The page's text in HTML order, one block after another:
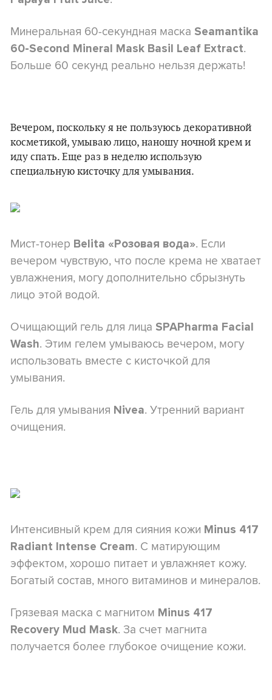
Минеральная 60-секундная маска Seamantika
60-Second Mineral Mask Basil Leaf Extract.
Больше 60 секунд реально нельзя держать!
Вечером, поскольку я не пользуюсь декоративной
косметикой, умываю лицо, наношу ночной крем и
иду спать. Еще раз в неделю использую
специальную кисточку для умывания.
Мист-тонер Belita «Розовая вода». Если
вечером чувствую, что после крема не хватает
увлажнения, могу дополнительно сбрызнуть
лицо этой водой.
Очищающий гель для лица SPAPharma Facial
Wash. Этим гелем умываюсь вечером, могу
использовать вместе с кисточкой для
умывания.
Гель для умывания Nivea. Утренний вариант
очищения.
Интенсивный крем для сияния кожи Minus 417
Radiant Intense Cream. С матирующим
эффектом, хорошо питает и увлажняет кожу.
Богатый состав, много витаминов и минералов.
Грязевая маска с магнитом Minus 417
Recovery Mud Mask. За счет магнита
получается более глубокое очищение кожи.